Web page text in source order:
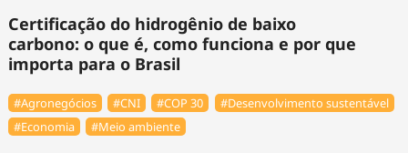
Certificação do hidrogênio de baixo
carbono: o que é, como funciona e por que
importa para o Brasil
#Agronegócios #CNI #COP 30
#Desenvolvimento sustentável
#Economia
#Meio ambiente